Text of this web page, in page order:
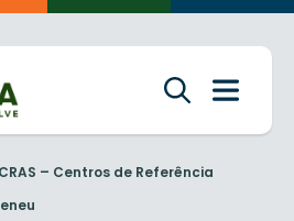
CRAS – Centros de Referência